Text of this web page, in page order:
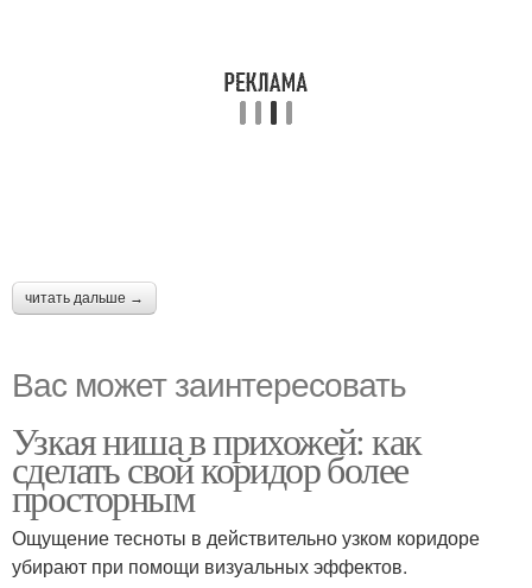
читать дальше →
Вас может заинтересовать
Узкая ниша в прихожей: как
сделать свой коридор более
просторным
Ощущение тесноты в действительно узком коридоре
убирают при помощи визуальных эффектов.